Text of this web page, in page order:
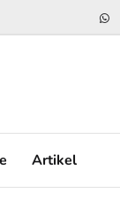
Artikel